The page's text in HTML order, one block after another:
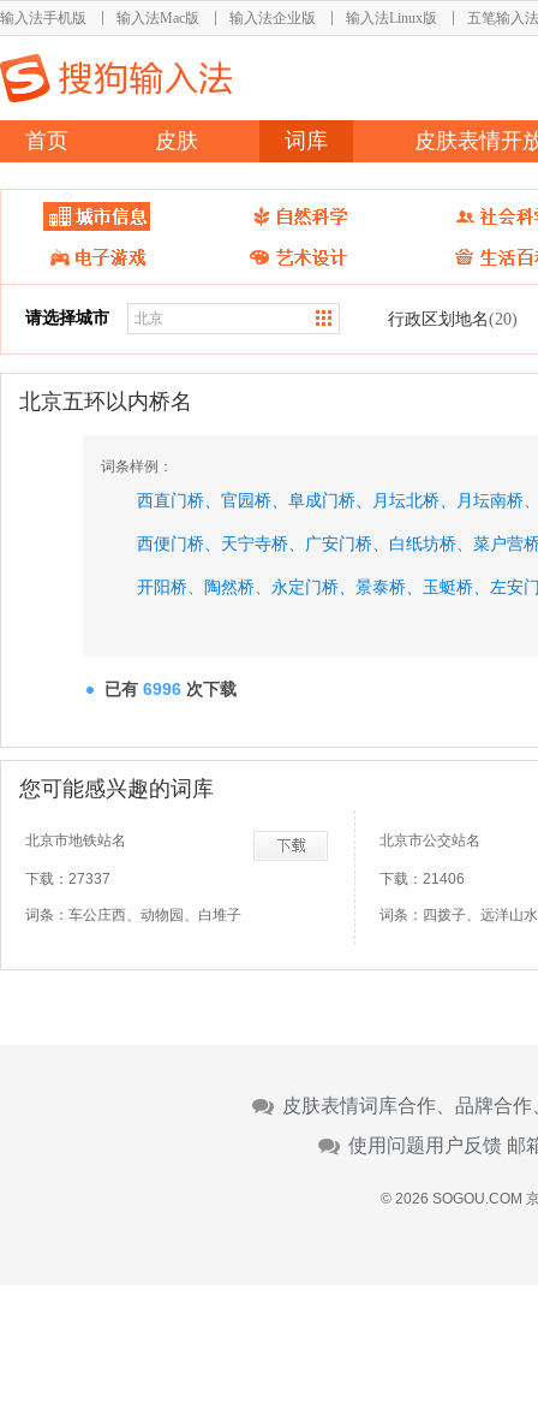
输入法手机版 输入法Mac版 输入法企业版 输入法Linux版 五笔输入法
首页 皮肤 词库 皮肤表情开
请选择城市 行政区划地名(20)
北京五环以内桥名
词条样例：
西直门桥、 官园桥、 阜成门桥、 月坛北桥、 月坛南桥
西便门桥、 天宁寺桥、 广安门桥、 白纸坊桥、 菜户营
开阳桥、 陶然桥、 永定门桥、 景泰桥、 玉蜓桥、 左安
已有 6996 次下载
您可能感兴趣的词库
北京市地铁站名
下载：27337
词条：车公庄西、动物园、白堆子
北京市公交站名
下载：21406
词条：四拨子、远洋山
皮肤表情词库合作、品牌合
使用问题用户反馈 邮
© 2026 SOGOU.COM